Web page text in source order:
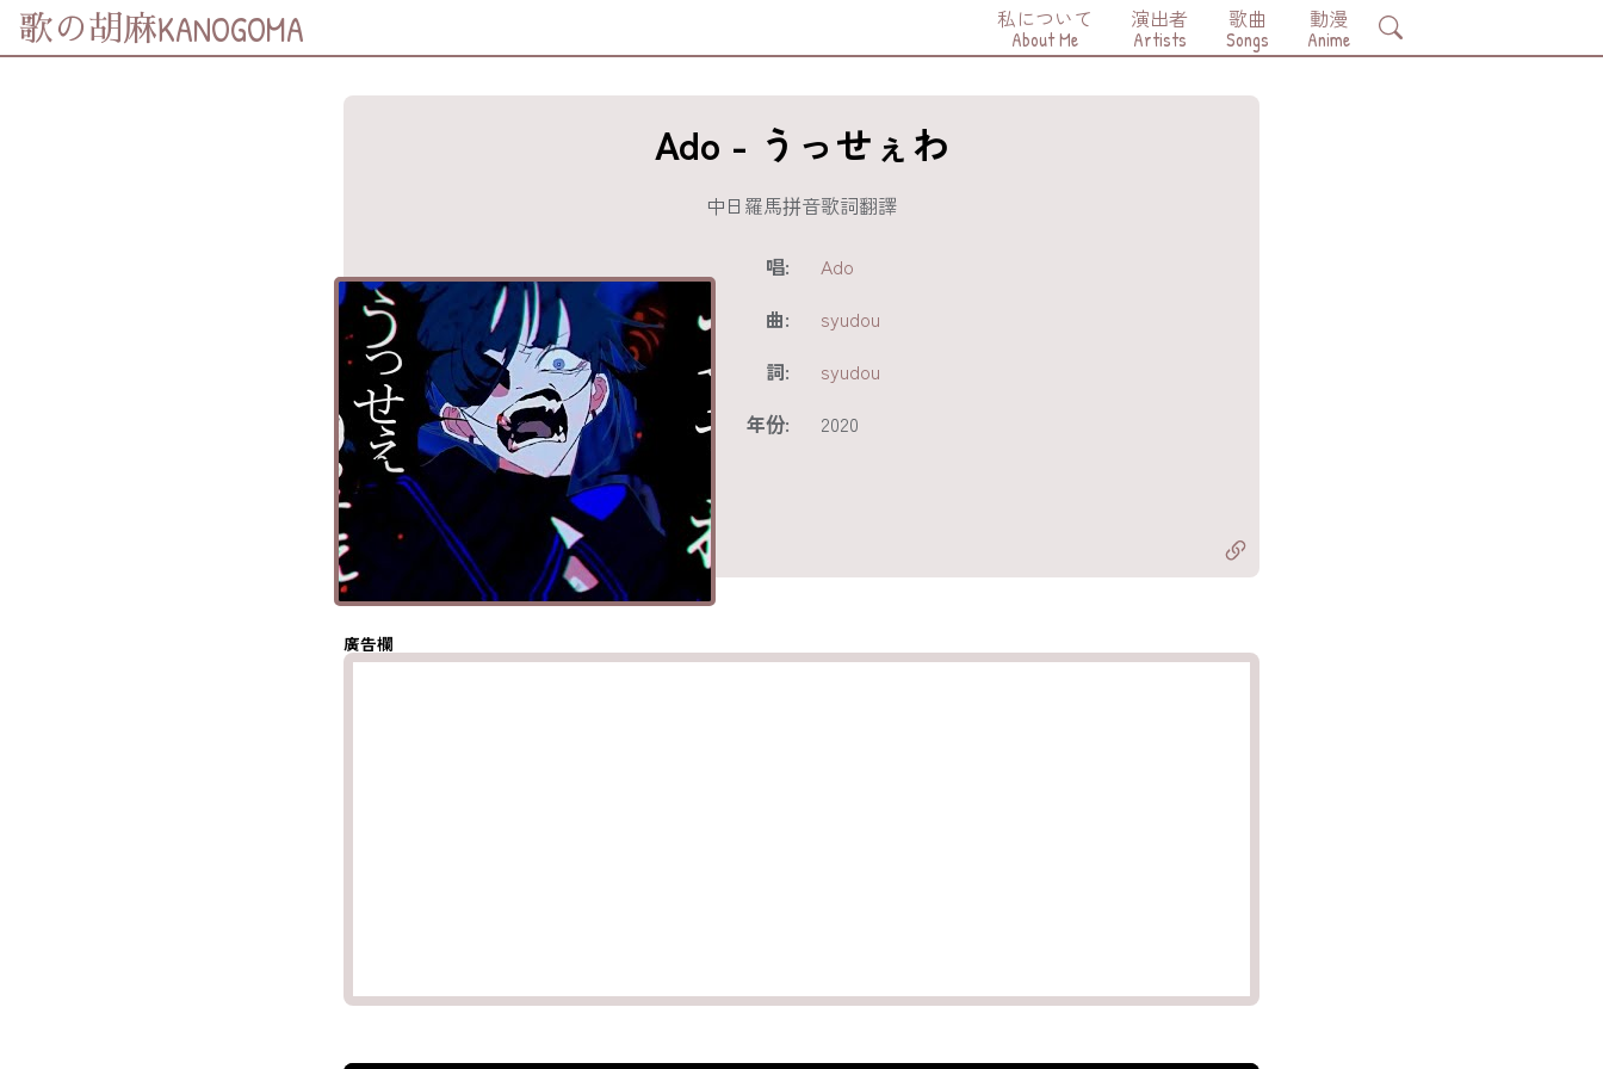
歌の胡麻KANOGOMA 私について
About Me
演出者
Artists
歌曲
Songs
動漫
Anime
Search
Ado - うっせぇわ
中日羅馬拼音歌詞翻譯
唱:
Ado
曲:
syudou
詞:
syudou
年份:
2020
分享至
Facebook
分享至 X
(Twitter)
分享至
Whatsapp
複製鏈結
廣告欄